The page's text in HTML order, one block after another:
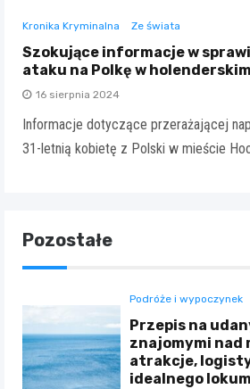
Kronika Kryminalna Ze świata
Szokujące informacje w
ataku na Polkę w
16 sierpnia 2024
Informacje dotyczące przerażającej
31-letnią kobietę z Polski w mieście
Pozostałe
Podróże i wypoczynek
Przepis na
znajomymi nad
atrakcje,
idealnego lokum